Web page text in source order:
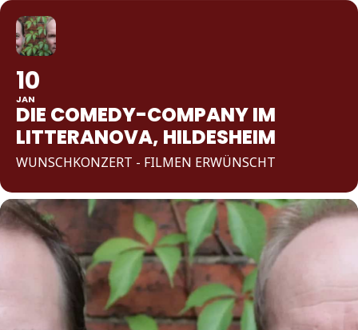
10
JAN
DIE COMEDY-COMPANY IM
LITTERANOVA, HILDESHEIM
WUNSCHKONZERT - FILMEN ERWÜNSCHT